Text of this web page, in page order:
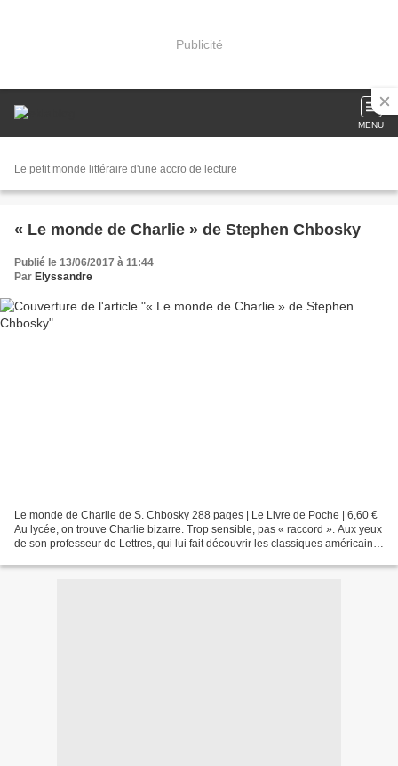
Publicité
MENU
Le petit monde littéraire d'une accro de lecture
« Le monde de Charlie » de Stephen Chbosky
Publié le 13/06/2017 à 11:44
Par Elyssandre
Le monde de Charlie de S. Chbosky 288 pages | Le Livre de Poche | 6,60 €
Au lycée, on trouve Charlie bizarre. Trop sensible, pas « raccord ». Aux yeux
de son professeur de Lettres, qui lui fait découvrir les classiques américains,